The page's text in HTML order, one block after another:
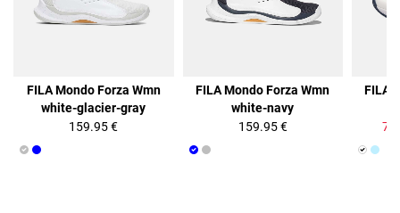
FILA Mondo Forza Wmn
white-glacier-gray
159.95 €
FILA Mondo Forza Wmn
white-navy
159.95 €
FILA